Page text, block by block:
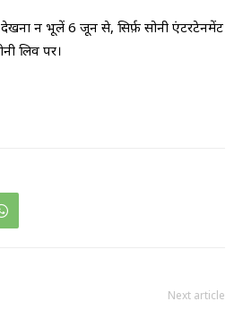
न भूलें 6 जून से, सिर्फ़ सोनी एंटरटेनमेंट
लिव पर।
Next article